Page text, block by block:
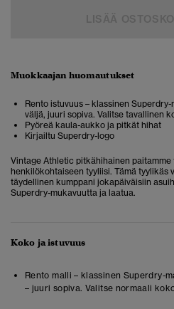
Muokkaajan huomautukset
Rento istuvuus – klassinen
väljä, juuri sopiva. Valitse tavallinen
Pyöreä kaula-aukko ja pitkät hihat
Kirjailtu Superdry-logo
Vintage Athletic pitkähihainen
henkilökohtaiseen tyyliisi. Tämä tyylikäs
täydellinen kumppani jokapäiväisiin
Superdry-mukavuutta ja laatua.
Koko ja istuvuus
Rento malli – klassinen Superdry-
– juuri sopiva. Valitse normaali